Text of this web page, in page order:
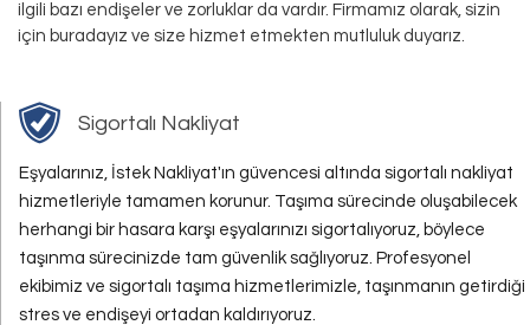
ilgili bazı endişeler ve zorluklar da vardır. Firmamız olarak, sizin
için buradayız ve size hizmet etmekten mutluluk duyarız.
Sigortalı Nakliyat
Eşyalarınız, İstek Nakliyat'ın güvencesi altında sigortalı nakliyat
hizmetleriyle tamamen korunur. Taşıma sürecinde oluşabilecek
herhangi bir hasara karşı eşyalarınızı sigortalıyoruz, böylece
taşınma sürecinizde tam güvenlik sağlıyoruz. Profesyonel
ekibimiz ve sigortalı taşıma hizmetlerimizle, taşınmanın getirdiği
stres ve endişeyi ortadan kaldırıyoruz.